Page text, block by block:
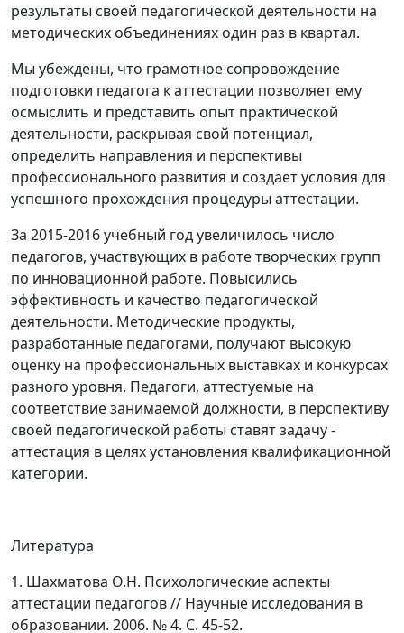
результаты своей педагогической деятельности на
методических объединениях один раз в квартал.
Мы убеждены, что грамотное сопровождение
подготовки педагога к аттестации позволяет ему
осмыслить и представить опыт практической
деятельности, раскрывая свой потенциал,
определить направления и перспективы
профессионального развития и создает условия для
успешного прохождения процедуры аттестации.
За 2015-2016 учебный год увеличилось число
педагогов, участвующих в работе творческих групп
по инновационной работе. Повысились
эффективность и качество педагогической
деятельности. Методические продукты,
разработанные педагогами, получают высокую
оценку на профессиональных выставках и конкурсах
разного уровня. Педагоги, аттестуемые на
соответствие занимаемой должности, в перспективу
своей педагогической работы ставят задачу -
аттестация в целях установления квалификационной
категории.
Литература
1. Шахматова О.Н. Психологические аспекты
аттестации педагогов // Научные исследования в
образовании. 2006. № 4. С. 45-52.